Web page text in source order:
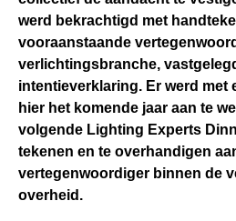
werd bekrachtigd met
vooraanstaande
verlichtingsbranche,
intentieverklaring. Er werd met
hier het komende jaar aan te
volgende Lighting Experts
tekenen en te overhandigen
vertegenwoordiger binnen de
overheid.